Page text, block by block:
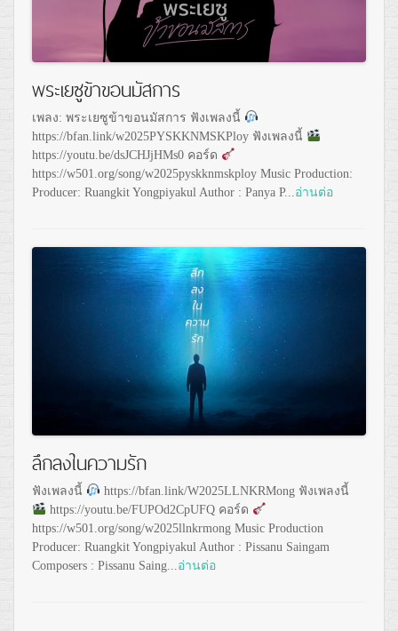
พระเยซูข้าขอนมัสการ
เพลง: พระเยซูข้าขอนมัสการ ฟังเพลงนี้
https://bfan.link/w2025PYSKKNMSKPloy ฟังเพลงนี้
https://youtu.be/dsJCHJjHMs0 คอร์ด
https://w501.org/song/w2025pyskknmskploy Music Production:
Producer: Ruangkit Yongpiyakul Author : Panya P...อ่านต่อ
ลึกลงในความรัก
ฟังเพลงนี้
https://bfan.link/W2025LLNKRMong ฟังเพลงนี้
https://youtu.be/FUPOd2CpUFQ คอร์ด
https://w501.org/song/w2025llnkrmong Music Production
Producer: Ruangkit Yongpiyakul Author : Pissanu Saingam
Composers : Pissanu Saing... อ่านต่อ